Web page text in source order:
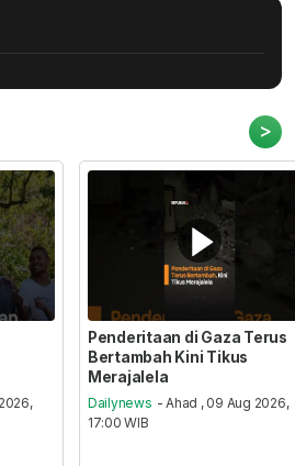
>
Penderitaan di Gaza Terus
Bertambah Kini Tikus
Merajalela
Dailynews - Ahad , 09 Aug 2026,
17:00 WIB